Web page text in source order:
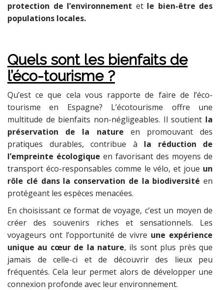
protection de l’environnement et le bien-être des
populations locales.
Quels sont les bienfaits de
l’éco-tourisme ?
Qu’est ce que cela vous rapporte de faire de l’éco-
tourisme en Espagne? L’écotourisme offre une
multitude de bienfaits non-négligeables. Il soutient la
préservation de la nature en promouvant des
pratiques durables, contribue à la réduction de
l’empreinte écologique en favorisant des moyens de
transport éco-responsables comme le vélo, et joue un
rôle clé dans la conservation de la biodiversité en
protégeant les espèces menacées.
En choisissant ce format de voyage, c’est un moyen de
créer des souvenirs riches et sensationnels. Les
voyageurs ont l’opportunité de vivre une expérience
unique au cœur de la nature, ils sont plus près que
jamais de celle-ci et de découvrir des lieux peu
fréquentés. Cela leur permet alors de développer une
connexion profonde avec leur environnement.